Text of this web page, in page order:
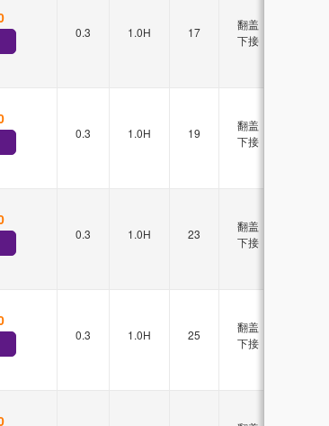
0.3 1.0H 17
翻盖
下接
0.3 1.0H 19
翻盖
下接
0.3 1.0H 23
翻盖
下接
0.3 1.0H 25
翻盖
下接